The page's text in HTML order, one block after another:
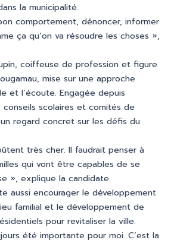
la municipalité.
comportement, dénoncer, informer
ça qu’on va résoudre les choses »,
coiffeuse de profession et figure
mise sur une approche
et l’écoute. Engagée depuis
conseils scolaires et comités de
regard concret sur les défis du
très cher. Il faudrait penser à
qui vont être capables de se
», explique la candidate.
aussi encourager le développement
familial et le développement de
pour revitaliser la ville.
été importante pour moi. C’est la